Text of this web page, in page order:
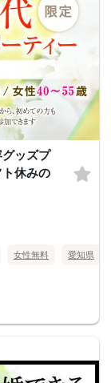
ッズプ
休みの
女性無料 愛知県